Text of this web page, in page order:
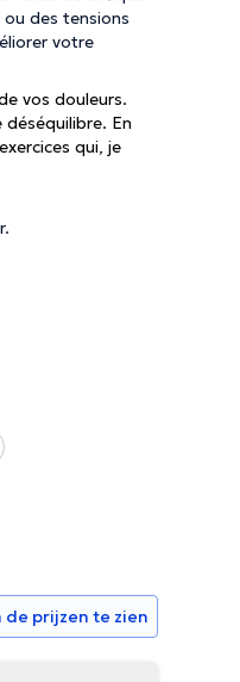
des tensions
votre
vos douleurs.
En
qui, je
de prijzen te zien